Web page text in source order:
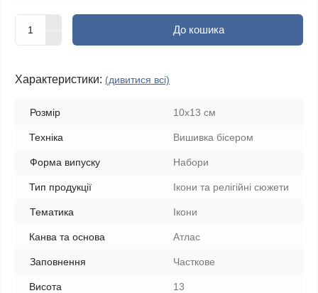
До кошика
Характеристики: (дивитися всі)
Розмір 10x13 см
Техніка Вишивка бісером
Форма випуску Набори
Тип продукції Ікони та релігійні сюжети
Тематика Ікони
Канва та основа Атлас
Заповнення Часткове
Висота 13